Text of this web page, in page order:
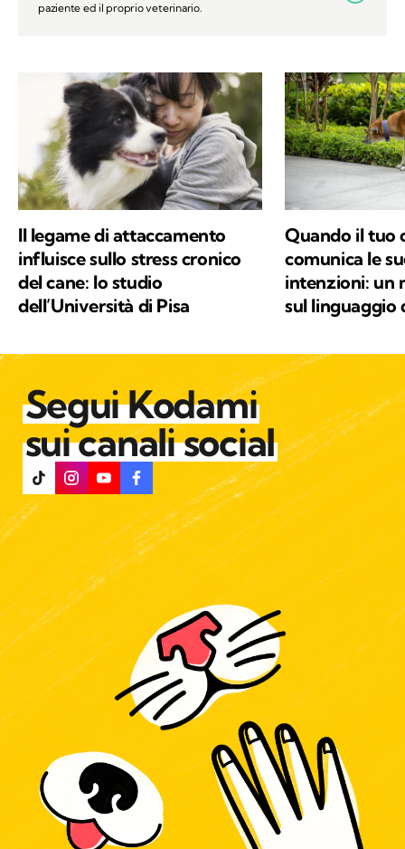
paziente ed il proprio veterinario.
Il legame di attaccamento
influisce sullo stress cronico
del cane: lo studio
dell’Università di Pisa
Quando il tuo
comunica le
intenzioni: un
sul linguaggio
Segui Kodami
sui canali social